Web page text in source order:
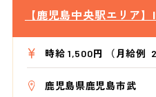
【鹿児島中央駅エリア
時給 1,500円 （月給例
鹿児島県鹿児島市武